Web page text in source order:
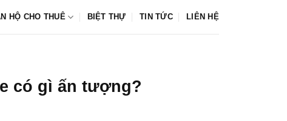
HỘ CHO THUÊ BIỆT THỰ TIN TỨC LIÊN HỆ
có gì ấn tượng?